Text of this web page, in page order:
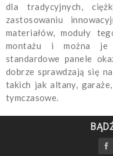
dla tradycyjnych,
zastosowaniu
materiałów, moduły
montażu i można je
standardowe panele
dobrze sprawdzają się
takich jak altany,
tymczasowe.